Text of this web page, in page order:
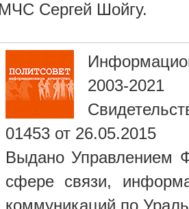
МЧС Сергей Шойгу.
2003-2021
01453 от 26.05.2015
Выдано Управлением
сфере связи,